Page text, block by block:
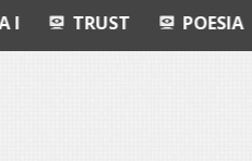
POESIA